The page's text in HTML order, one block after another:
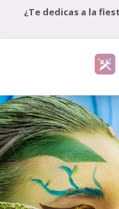
¿Te dedicas a la
DIRECTORIO
PEDIR
BLOG
ANÚNCIATE